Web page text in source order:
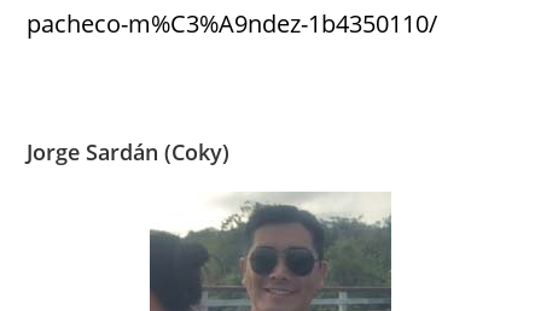
pacheco-m%C3%A9ndez-1b4350110/
Jorge Sardán (Coky)